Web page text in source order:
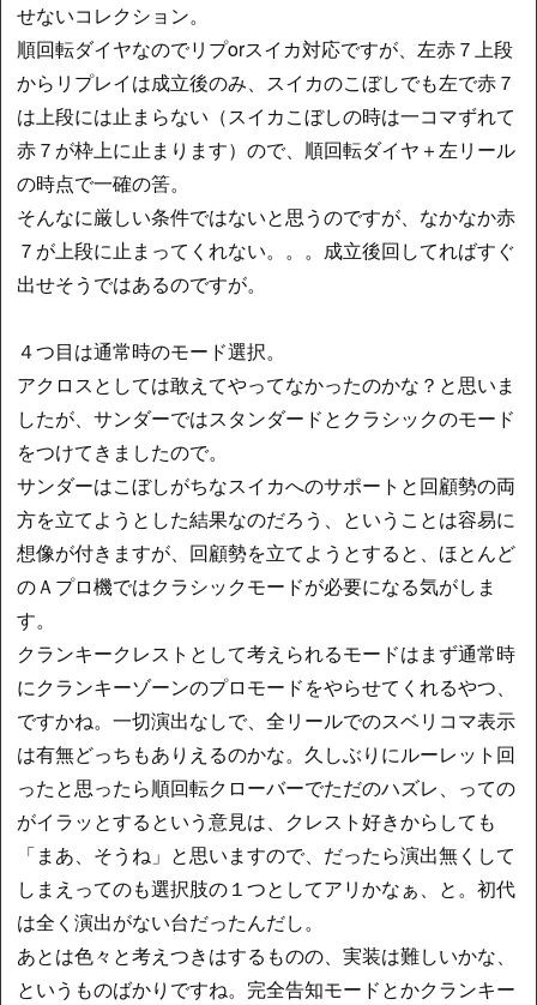
せないコレクション。
順回転ダイヤなのでリプorスイカ対応ですが、左赤７上段
からリプレイは成立後のみ、スイカのこぼしでも左で赤７
は上段には止まらない（スイカこぼしの時は一コマずれて
赤７が枠上に止まります）ので、順回転ダイヤ＋左リール
の時点で一確の筈。
そんなに厳しい条件ではないと思うのですが、なかなか赤
７が上段に止まってくれない。。。成立後回してればすぐ
出せそうではあるのですが。
４つ目は通常時のモード選択。
アクロスとしては敢えてやってなかったのかな？と思いま
したが、サンダーではスタンダードとクラシックのモード
をつけてきましたので。
サンダーはこぼしがちなスイカへのサポートと回顧勢の両
方を立てようとした結果なのだろう、ということは容易に
想像が付きますが、回顧勢を立てようとすると、ほとんど
のＡプロ機ではクラシックモードが必要になる気がしま
す。
クランキークレストとして考えられるモードはまず通常時
にクランキーゾーンのプロモードをやらせてくれるやつ、
ですかね。一切演出なしで、全リールでのスベリコマ表示
は有無どっちもありえるのかな。久しぶりにルーレット回
ったと思ったら順回転クローバーでただのハズレ、っての
がイラッとするという意見は、クレスト好きからしても
「まあ、そうね」と思いますので、だったら演出無くして
しまえってのも選択肢の１つとしてアリかなぁ、と。初代
は全く演出がない台だったんだし。
あとは色々と考えつきはするものの、実装は難しいかな、
というものばかりですね。完全告知モードとかクランキー